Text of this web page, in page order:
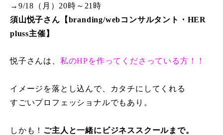
→9/18（月）20時～21時
須山悦子さん【branding/webコンサルタント・HER
pluss主催】
悦子さんは、 私のHPを作ってくださっている方！！
イメージを落とし込んで、カタチにしてくれる
すごいプロフェッショナルでもあり。
しかも！ ご主人と一緒にビジネススクールまで。